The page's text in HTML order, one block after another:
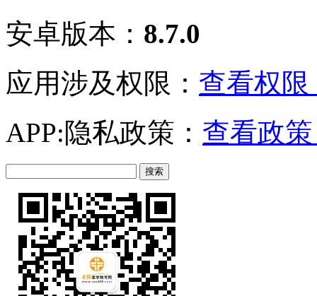
安卓版本： 8.7.0
应用涉及权限： 查看权限
APP:隐私政策： 查看政